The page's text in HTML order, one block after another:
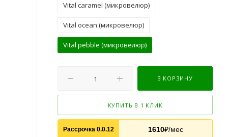
Vital caramel (микровелюр)
Vital ocean (микровелюр)
Vital pebble (микровелюр)
В КОРЗИНУ
КУПИТЬ В 1 КЛИК
Рассрочка 0.0.12 1610₽/мес